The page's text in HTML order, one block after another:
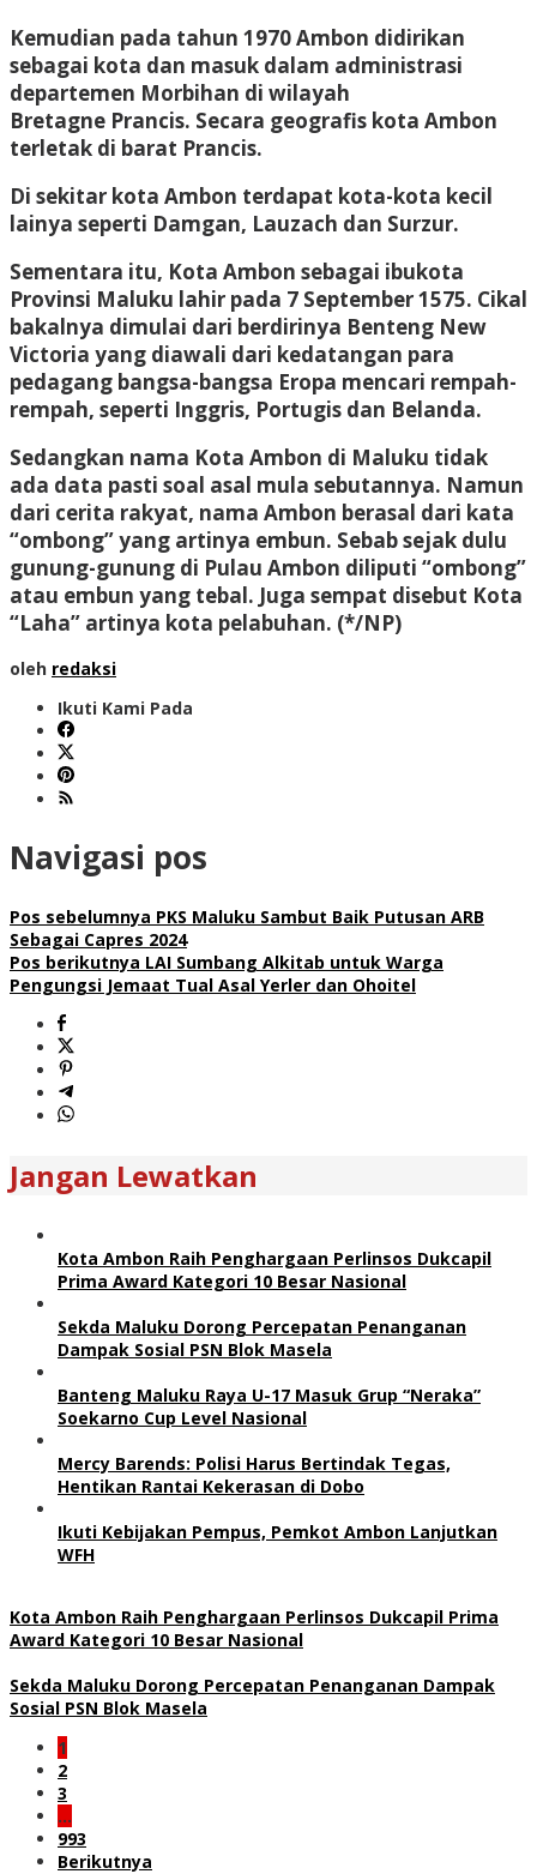
Kemudian pada tahun 1970 Ambon didirikan
sebagai kota dan masuk dalam administrasi
departemen Morbihan di wilayah
Bretagne Prancis. Secara geografis kota Ambon
terletak di barat Prancis.
Di sekitar kota Ambon terdapat kota-kota kecil
lainya seperti Damgan, Lauzach dan Surzur.
Sementara itu, Kota Ambon sebagai ibukota
Provinsi Maluku lahir pada 7 September 1575. Cikal
bakalnya dimulai dari berdirinya Benteng New
Victoria yang diawali dari kedatangan para
pedagang bangsa-bangsa Eropa mencari rempah-
rempah, seperti Inggris, Portugis dan Belanda.
Sedangkan nama Kota Ambon di Maluku tidak
ada data pasti soal asal mula sebutannya. Namun
dari cerita rakyat, nama Ambon berasal dari kata
“ombong” yang artinya embun. Sebab sejak dulu
gunung-gunung di Pulau Ambon diliputi “ombong”
atau embun yang tebal. Juga sempat disebut Kota
“Laha” artinya kota pelabuhan. (*/NP)
oleh redaksi
Ikuti Kami Pada
Navigasi pos
Pos sebelumnya PKS Maluku Sambut Baik Putusan ARB
Sebagai Capres 2024
Pos berikutnya LAI Sumbang Alkitab untuk Warga
Pengungsi Jemaat Tual Asal Yerler dan Ohoitel
Jangan Lewatkan
Kota Ambon Raih Penghargaan Perlinsos Dukcapil
Prima Award Kategori 10 Besar Nasional
Sekda Maluku Dorong Percepatan Penanganan
Dampak Sosial PSN Blok Masela
Banteng Maluku Raya U-17 Masuk Grup “Neraka”
Soekarno Cup Level Nasional
Mercy Barends: Polisi Harus Bertindak Tegas,
Hentikan Rantai Kekerasan di Dobo
Ikuti Kebijakan Pempus, Pemkot Ambon Lanjutkan
WFH
Kota Ambon Raih Penghargaan Perlinsos Dukcapil Prima
Award Kategori 10 Besar Nasional
Sekda Maluku Dorong Percepatan Penanganan Dampak
Sosial PSN Blok Masela
1
2
3
…
993
Berikutnya